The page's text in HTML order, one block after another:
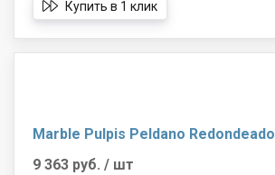
Купить в 1 клик
Marble Pulpis Peldano Redondeado
9 363 руб. / шт